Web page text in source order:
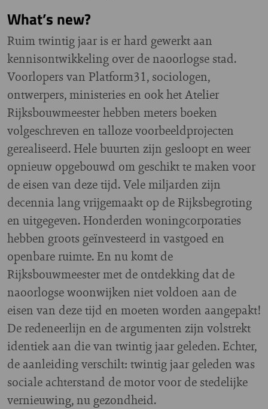
What’s new?
Ruim twintig jaar is er hard gewerkt aan
kennisontwikkeling over de naoorlogse stad.
Voorlopers van Platform31, sociologen,
ontwerpers, ministeries en ook het Atelier
Rijksbouwmeester hebben meters boeken
volgeschreven en talloze voorbeeldprojecten
gerealiseerd. Hele buurten zijn gesloopt en weer
opnieuw opgebouwd om geschikt te maken voor
de eisen van deze tijd. Vele miljarden zijn
decennia lang vrijgemaakt op de Rijksbegroting
en uitgegeven. Honderden woningcorporaties
hebben groots geïnvesteerd in vastgoed en
openbare ruimte. En nu komt de
Rijksbouwmeester met de ontdekking dat de
naoorlogse woonwijken niet voldoen aan de
eisen van deze tijd en moeten worden aangepakt!
De redeneerlijn en de argumenten zijn volstrekt
identiek aan die van twintig jaar geleden. Echter,
de aanleiding verschilt: twintig jaar geleden was
sociale achterstand de motor voor de stedelijke
vernieuwing, nu gezondheid.